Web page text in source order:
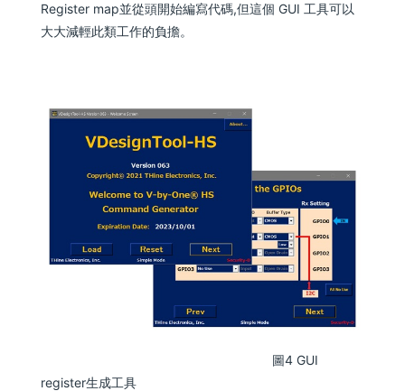
Register map並從頭開始編寫代碼,但這個 GUI 工具可以
大大減輕此類工作的負擔。
圖4 GUI
register生成工具